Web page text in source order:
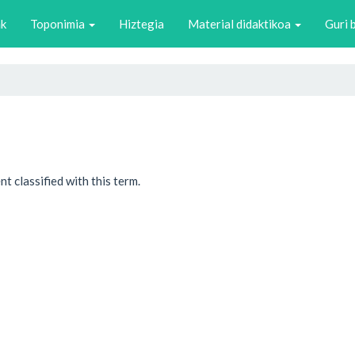
Toponimia Hiztegia Material didaktikoa Guri
classified with this term.